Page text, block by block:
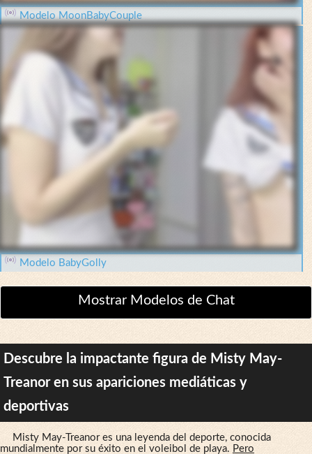
Modelo MoonBabyCouple
Modelo BabyGolly
Mostrar Modelos de Chat
Descubre la impactante figura de Misty May-
Treanor en sus apariciones mediáticas y
deportivas
Misty May-Treanor es una leyenda del deporte, conocida
mundialmente por su éxito en el voleibol de playa. Pero